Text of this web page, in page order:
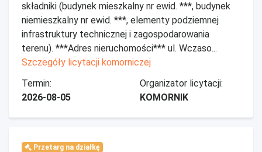
składniki (budynek mieszkalny nr ewid. ***, budynek
niemieszkalny nr ewid. ***, elementy podziemnej
infrastruktury technicznej i zagospodarowania
terenu). ***Adres nieruchomości*** ul. Wczaso...
Szczegóły licytacji komorniczej
Termin:
2026-08-05
Organizator licytacji:
KOMORNIK
Przetarg na działkę